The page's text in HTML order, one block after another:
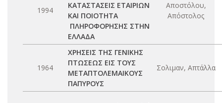
1994
ΚΑΤΑΣΤΑΣΕΙΣ ΕΤΑΙΡΙΩΝ
ΚΑΙ ΠΟΙΟΤΗΤΑ
ΠΛΗΡΟΦΟΡΗΣΗΣ ΣΤΗΝ
ΕΛΛΑΔΑ
Αποστόλου,
Απόστολος
1964
ΧΡΗΣΕΙΣ ΤΗΣ ΓΕΝΙΚΗΣ
ΠΤΩΣΕΩΣ ΕΙΣ ΤΟΥΣ
ΜΕΤΑΠΤΟΛΕΜΑΙΚΟΥΣ
ΠΑΠΥΡΟΥΣ
Σολιμαν, Απτάλλα